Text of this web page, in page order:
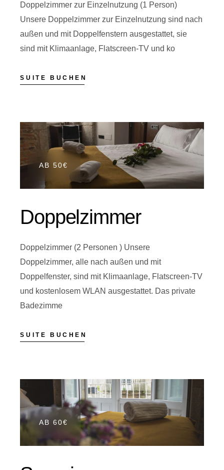
Doppelzimmer zur Einzelnutzung (1 Person)
Unsere Doppelzimmer zur Einzelnutzung sind nach
außen und mit Doppelfenstern ausgestattet, sie
sind mit Klimaanlage, Flatscreen-TV und ko
SUITE BUCHEN
AB 50€
Doppelzimmer
Doppelzimmer (2 Personen ) Unsere
Doppelzimmer, alle nach außen und mit
Doppelfenster, sind mit Klimaanlage, Flatscreen-TV
und kostenlosem WLAN ausgestattet. Das private
Badezimme
SUITE BUCHEN
AB 60€